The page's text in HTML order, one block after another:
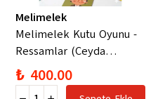
Melimelek
Melimelek Kutu Oyunu -
Ressamlar (Ceyda
Düvenci)
₺ 400.00